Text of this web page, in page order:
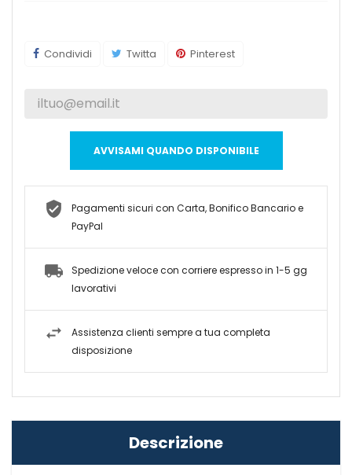
Condividi Twitta Pinterest
AVVISAMI QUANDO DISPONIBILE
Pagamenti sicuri con Carta, Bonifico Bancario e
PayPal
Spedizione veloce con corriere espresso in 1-5 gg
lavorativi
Assistenza clienti sempre a tua completa
disposizione
Descrizione